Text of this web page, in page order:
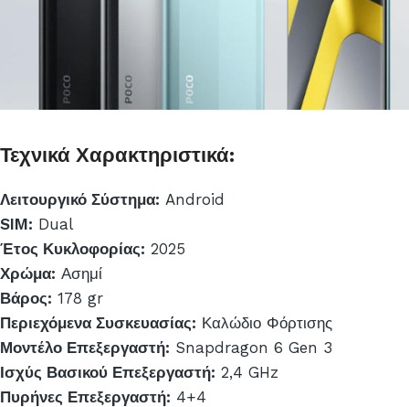
Τεχνικά Χαρακτηριστικά:
Λειτουργικό Σύστημα: Android
SIM: Dual
Έτος Κυκλοφορίας: 2025
Χρώμα: Ασημί
Βάρος: 178 gr
Περιεχόμενα Συσκευασίας: Καλώδιο Φόρτισης
Μοντέλο Επεξεργαστή: Snapdragon 6 Gen 3
Ισχύς Βασικού Επεξεργαστή: 2,4 GHz
Πυρήνες Επεξεργαστή: 4+4